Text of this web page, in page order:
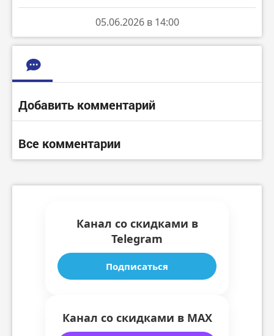
05.06.2026 в 14:00
Добавить комментарий
Все комментарии
Канал со скидками в
Telegram
Подписаться
Канал со скидками в MAX